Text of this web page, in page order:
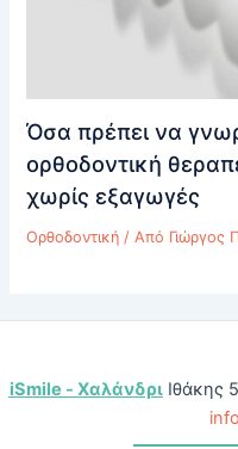
Όσα πρέπει να
ορθοδοντική
χωρίς εξαγωγές
Ορθοδοντική / Από Γιώργος
iSmile - ΧαλάνδριΙθάκης